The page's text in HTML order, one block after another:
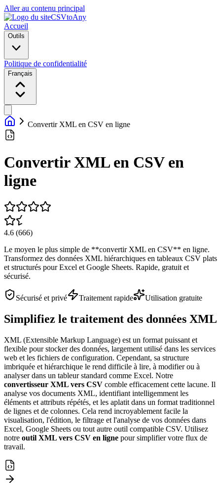
Aller au contenu principal
CSVtoAny
Accueil
Outils
Politique de confidentialité
Français
Convertir XML en CSV en ligne
Convertir XML en CSV en
ligne
4.6 (666)
Le moyen le plus simple de **convertir XML en CSV** en ligne.
Transformez des données XML hiérarchiques en tableaux CSV plats
et structurés pour Excel et Google Sheets. Rapide, gratuit et
sécurisé.
Sécurisé et privé Traitement rapide Utilisation gratuite
Simplifiez le traitement des données XML
XML (Extensible Markup Language) est un format puissant et
flexible pour stocker des données, largement utilisé dans les services
web et les fichiers de configuration. Cependant, sa structure
imbriquée et hiérarchique le rend difficile à lire, à modifier ou à
analyser dans un tableur standard comme Excel. Notre
convertisseur XML vers CSV comble efficacement cette lacune. Il
analyse vos documents XML, identifiant intelligemment les
éléments et attributs répétés, et les aplatit dans un format traditionnel
de lignes et de colonnes. Cela rend incroyablement facile la
visualisation, l'édition, le filtrage et l'analyse de vos données dans
Excel, Google Sheets ou tout autre outil compatible CSV. Utilisez
notre outil XML vers CSV en ligne pour simplifier votre flux de
travail.